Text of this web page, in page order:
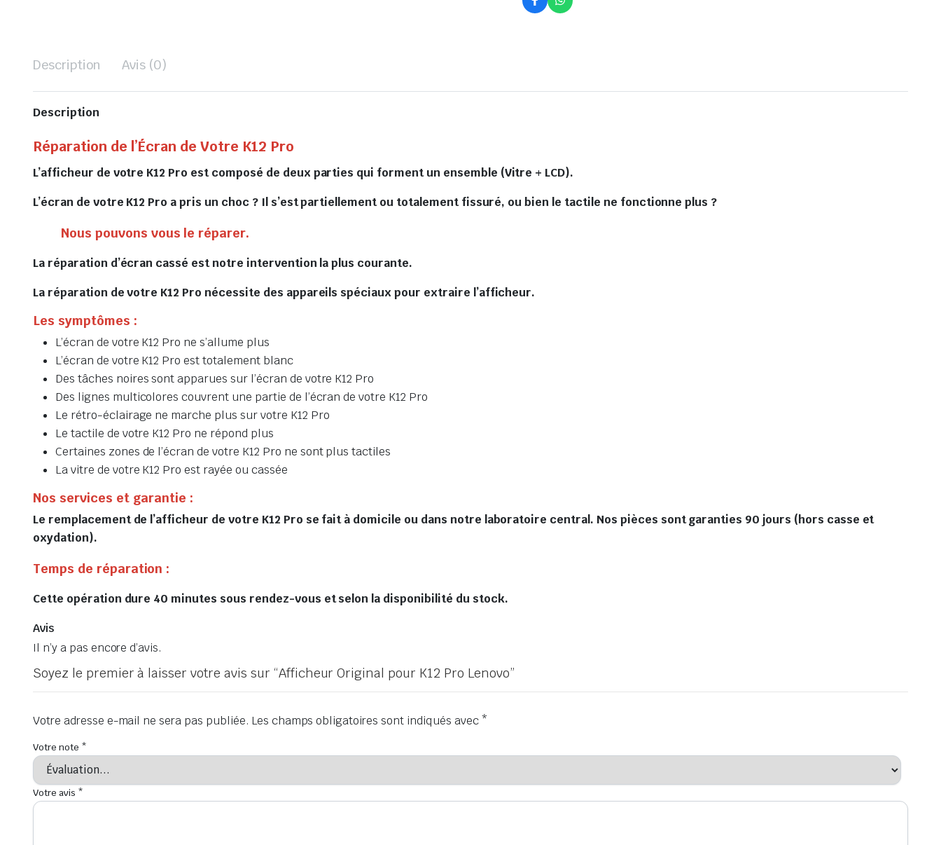
Description Avis (0)
Description
Réparation de l’Écran de Votre K12 Pro
L’afficheur de votre K12 Pro est composé de deux parties qui forment un ensemble (Vitre + LCD).
L’écran de votre K12 Pro a pris un choc ? Il s’est partiellement ou totalement fissuré, ou bien le tactile ne fonctionne plus ?
Nous pouvons vous le réparer.
La réparation d’écran cassé est notre intervention la plus courante.
La réparation de votre K12 Pro nécessite des appareils spéciaux pour extraire l’afficheur.
Les symptômes :
L’écran de votre K12 Pro ne s’allume plus
L’écran de votre K12 Pro est totalement blanc
Des tâches noires sont apparues sur l’écran de votre K12 Pro
Des lignes multicolores couvrent une partie de l’écran de votre K12 Pro
Le rétro-éclairage ne marche plus sur votre K12 Pro
Le tactile de votre K12 Pro ne répond plus
Certaines zones de l’écran de votre K12 Pro ne sont plus tactiles
La vitre de votre K12 Pro est rayée ou cassée
Nos services et garantie :
Le remplacement de l’afficheur de votre K12 Pro se fait à domicile ou dans notre laboratoire central. Nos pièces sont garanties 90 jours (hors casse et
oxydation).
Temps de réparation :
Cette opération dure 40 minutes sous rendez-vous et selon la disponibilité du stock.
Avis
Il n’y a pas encore d’avis.
Soyez le premier à laisser votre avis sur “Afficheur Original pour K12 Pro Lenovo”
Votre adresse e-mail ne sera pas publiée. Les champs obligatoires sont indiqués avec*
Votre note *
Votre avis *